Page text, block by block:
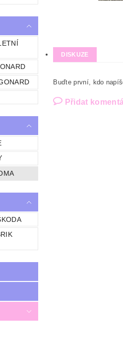
DISKUZE
Buďte první, kdo
Přidat